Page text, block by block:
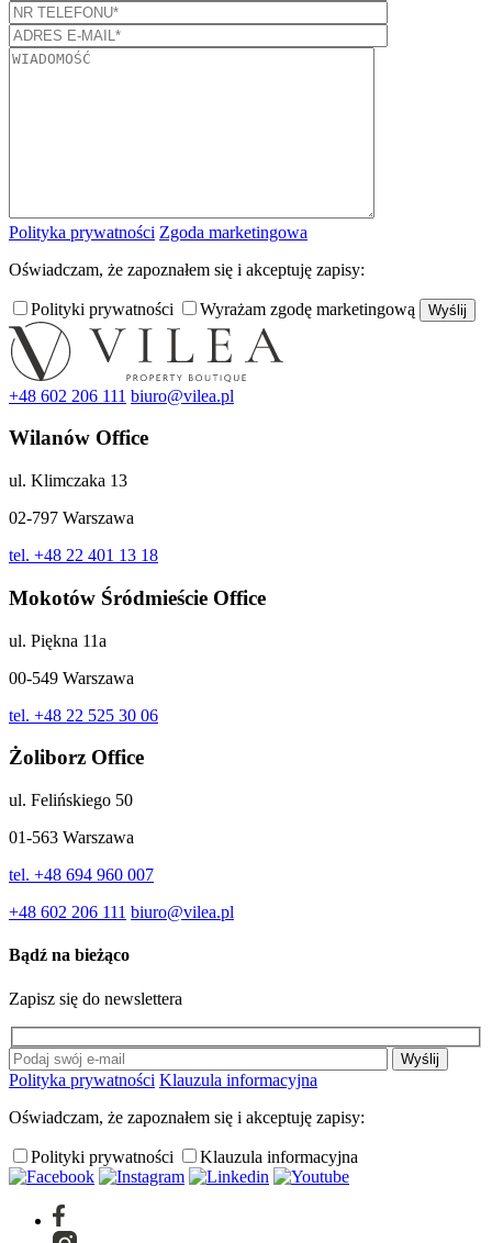
Polityka prywatności Zgoda marketingowa
Oświadczam, że zapoznałem się i akceptuję zapisy:
Polityki prywatności Wyrażam zgodę marketingową
+48 602 206 111 biuro@vilea.pl
Wilanów Office
ul. Klimczaka 13
02-797 Warszawa
tel. +48 22 401 13 18
Mokotów Śródmieście Office
ul. Piękna 11a
00-549 Warszawa
tel. +48 22 525 30 06
Żoliborz Office
ul. Felińskiego 50
01-563 Warszawa
tel. +48 694 960 007
+48 602 206 111 biuro@vilea.pl
Bądź na bieżąco
Zapisz się do newslettera
Polityka prywatności Klauzula informacyjna
Oświadczam, że zapoznałem się i akceptuję zapisy:
Polityki prywatności Klauzula informacyjna